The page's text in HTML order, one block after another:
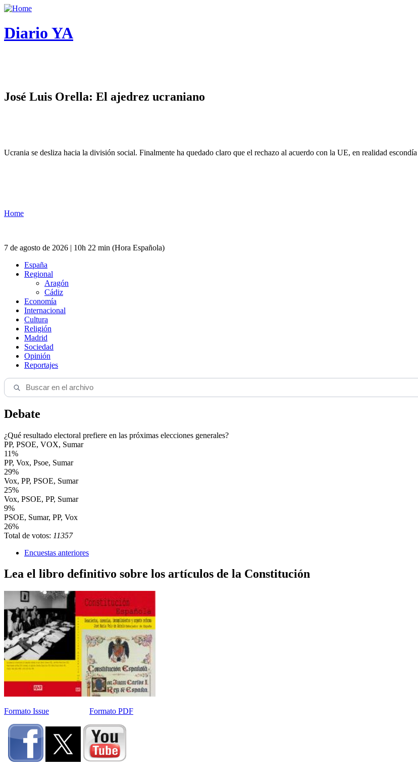
Diario YA
José Luis Orella: El ajedrez ucraniano
Ucrania se desliza hacia la división social. Finalmente ha quedado claro que el rechazo al acuerdo con la UE, en realidad
Home
7 de agosto de 2026 | 10h 22 min (Hora Española)
España
Regional
Aragón
Cádiz
Economía
Internacional
Cultura
Religión
Madrid
Sociedad
Opinión
Reportajes
Debate
¿Qué resultado electoral prefiere en las próximas elecciones generales?
PP, PSOE, VOX, Sumar
11%
PP, Vox, Psoe, Sumar
29%
Vox, PP, PSOE, Sumar
25%
Vox, PSOE, PP, Sumar
9%
PSOE, Sumar, PP, Vox
26%
Total de votos: 11357
Encuestas anteriores
Lea el libro definitivo sobre los artículos de la Constitución
Formato Issue Formato PDF